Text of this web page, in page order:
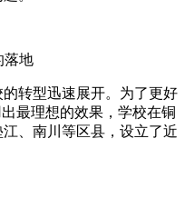
落地
转型迅速展开。为了更好
最理想的效果，学校在铜
、南川等区县，设立了近